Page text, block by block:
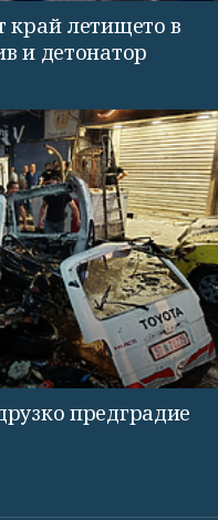
край летището в
и детонатор
предградие